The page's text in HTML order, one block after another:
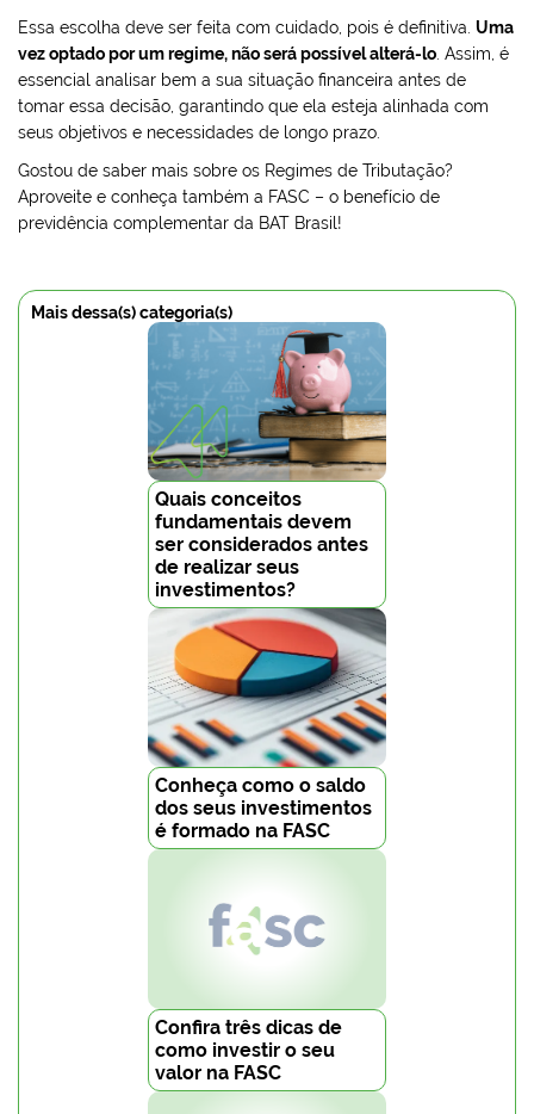
Essa escolha deve ser feita com cuidado, pois é definitiva. Uma
vez optado por um regime, não será possível alterá-lo . Assim, é
essencial analisar bem a sua situação financeira antes de
tomar essa decisão, garantindo que ela esteja alinhada com
seus objetivos e necessidades de longo prazo.
Gostou de saber mais sobre os Regimes de Tributação?
Aproveite e conheça também a FASC – o benefício de
previdência complementar da BAT Brasil!
Mais dessa(s) categoria(s)
Quais conceitos
fundamentais devem
ser considerados antes
de realizar seus
investimentos?
Conheça como o saldo
dos seus investimentos
é formado na FASC
Confira três dicas de
como investir o seu
valor na FASC